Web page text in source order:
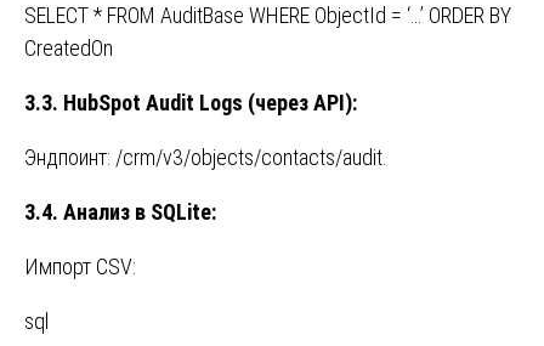
SELECT * FROM AuditBase WHERE ObjectId = ‘…’ ORDER BY
CreatedOn
3.3. HubSpot Audit Logs (черезAPI):
Эндпоинт: /crm/v3/objects/contacts/audit.
3.4. Анализ в SQLite:
Импорт CSV:
sql